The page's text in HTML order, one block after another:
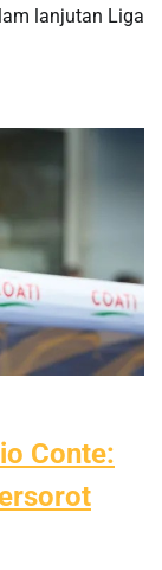
lanjutan Liga
Conte: